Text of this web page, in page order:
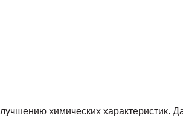
химических характеристик.